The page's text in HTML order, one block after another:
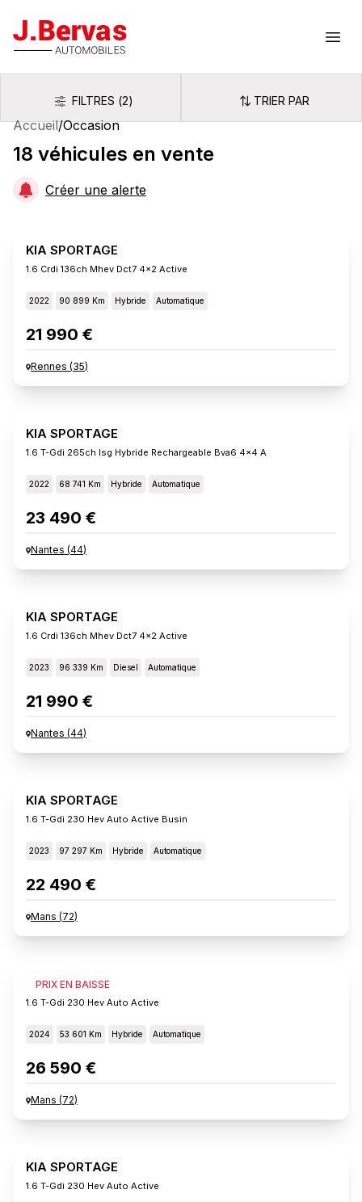
J.Bervas
FiltresFILTRES (2) Trier par
TRIER PAR
Accueil/Occasion
18 véhicules en vente
Créer une alerte
KIA SPORTAGE
1.6 Crdi 136ch Mhev Dct7 4x2 Active
2022 90 899 Km Hybride Automatique
21 990 €
Rennes (35)
KIA SPORTAGE
1.6 T-Gdi 265ch Isg Hybride Rechargeable Bva6 4x4 A
2022 68 741 Km Hybride Automatique
23 490 €
Nantes (44)
KIA SPORTAGE
1.6 Crdi 136ch Mhev Dct7 4x2 Active
2023 96 339 Km Diesel Automatique
21 990 €
Nantes (44)
KIA SPORTAGE
1.6 T-Gdi 230 Hev Auto Active Busin
2023 97 297 Km Hybride Automatique
22 490 €
Mans (72)
PRIX EN BAISSE
KIA SPORTAGE
1.6 T-Gdi 230 Hev Auto Active
2024 53 601 Km Hybride Automatique
26 590 €
Mans (72)
KIA SPORTAGE
1.6 T-Gdi 230 Hev Auto Active